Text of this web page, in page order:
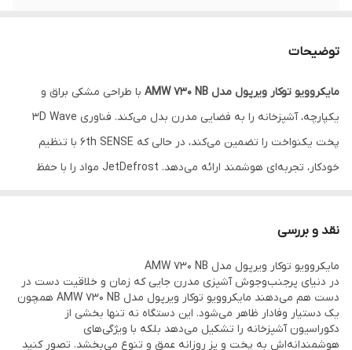
جنس استیل ضد زنگ
مجهز به
تکنولوژی 3D Wave گرمادهی یکنواخت‌ (یعنی
توضیحات
مایکروویو توکار ویرپول مدل AMW 730 NB
با طراحی مشکی براق و
یکپارچه، آشپزخانه را به فضایی مدرن بدل می‌کند. فناوری 3D Wave
پخت یکنواخت را تضمین می‌کند، در حالی که 6th SENSE با تنظیم
خودکار، تجربه‌ای هوشمند ارائه می‌دهد. JetDefrost مواد را با حفظ
آسان می‌کنند. این دستگاه نه تنها پخت را ساده می‌کند، بلکه با هر وعده،
خلاقیت و طعم را به آشپزخانه می‌آورد و لحظات روزمره را خاص می‌سازد.
نقد و بررسی
مایکروویو توکار ویرپول مدل AMW 730 NB
در دنیای پرجنب‌وجوش آشپزی مدرن جایی که زمان و خلاقیت دست در
دست هم می‌دهند مایکروویو توکار ویرپول مدل AMW 730 NB همچون
یک دستیار وفادار ظاهر می‌شود. این دستگاه نه تنها بخشی از
دکوراسیون آشپزخانه را تشکیل می‌دهد بلکه با ویژگی‌های
هوشمندانه‌اش به پخت و پز روزانه عمق و تنوع می‌بخشد. تصور کنید